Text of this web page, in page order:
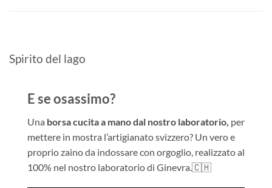
Spirito del lago
E se osassimo?
Una borsa cucita a manodal nostro laboratorio, per
mettere in mostra l’artigianato svizzero? Un vero e
proprio zaino da indossare con orgoglio, realizzato al
100% nel nostro laboratorio di Ginevra.🇨🇭